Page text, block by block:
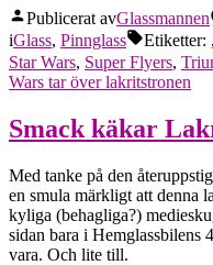
Publicerat avGlassmannen
iGlass, Pinnglass Etiketter: ,
Star Wars, Super Flyers,
Wars tar över lakritstronen
Smack käkar
Med tanke på den
en smula märkligt att denna
kyliga (behagliga?)
sidan bara i Hemglassbilens
vara. Och lite till.